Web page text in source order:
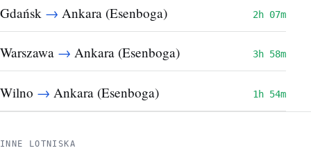
Gdańsk → Ankara (Esenboga) 2h 07m
Warszawa → Ankara (Esenboga) 3h 58m
Wilno → Ankara (Esenboga) 1h 54m
INNE LOTNISKA